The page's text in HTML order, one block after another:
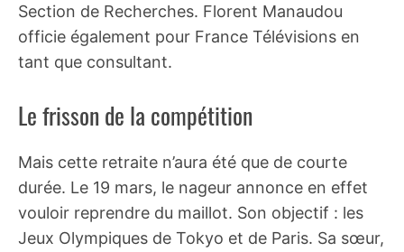
Section de Recherches. Florent Manaudou
officie également pour France Télévisions en
tant que consultant.
Le frisson de la compétition
Mais cette retraite n’aura été que de courte
durée. Le 19 mars, le nageur annonce en effet
vouloir reprendre du maillot. Son objectif : les
Jeux Olympiques de Tokyo et de Paris. Sa sœur,